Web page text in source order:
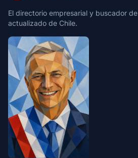
El directorio empresarial y buscador
actualizado de Chile.